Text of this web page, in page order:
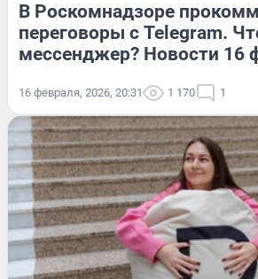
В Роскомнадзоре
переговоры с Telegram.
мессенджер? Новости 16
16 февраля, 2026, 20:31 1 170 1